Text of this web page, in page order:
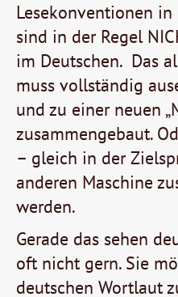
Lesekonventionen in
sind in der Regel
im Deutschen. Das
muss vollständig
und zu einer neuen
zusammengebaut.
– gleich in der
anderen Maschine
werden.
Gerade das sehen
oft nicht gern. Sie
deutschen Wortlaut